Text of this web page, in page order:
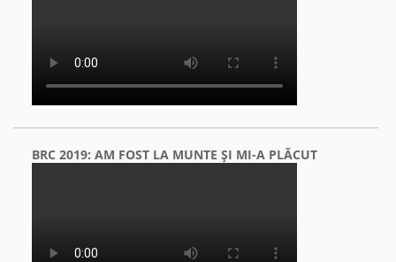
BRC 2019: AM FOST LA MUNTE ŞI MI-A PLĂCUT